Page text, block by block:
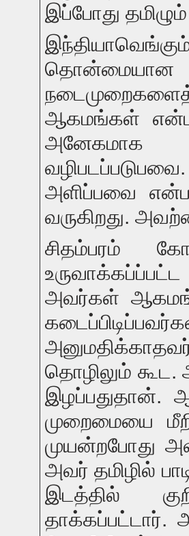
இப்போது
தொன்மையான
ஆகமங்கள்
அனேகமாக
அளிப்பவை
வருகிறது.
சிதம்பரம்
அவர்கள்
தொழிலும்
இழப்பதுதான்.
முறைமையை
முயன்றபோது
அவர் தமிழில்
இடத்தில்
தாக்கப்பட்டார்.